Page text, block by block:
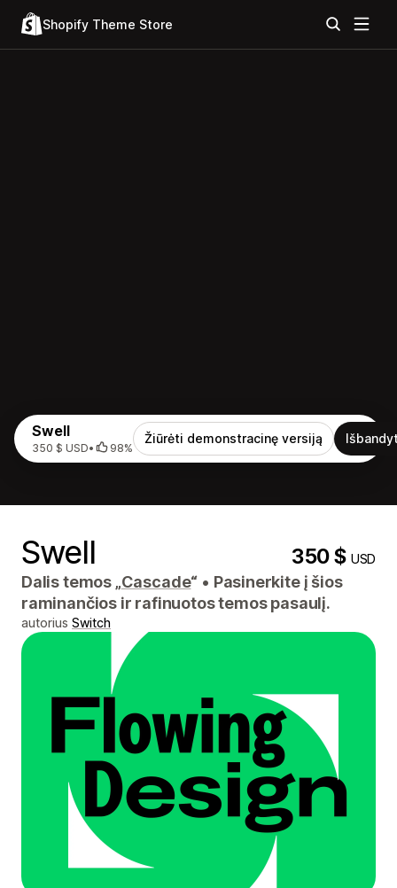
Shopify Theme Store
Swell
350 $ USD• 98%
Žiūrėti demonstracinę versiją
Swell 350 $USD
Dalis temos „Cascade“ • Pasinerkite į šios
raminančios ir rafinuotos temos pasaulį.
autorius Switch